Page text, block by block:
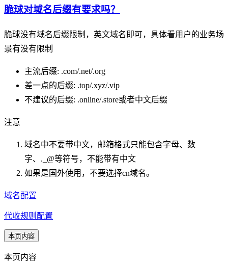
脆球对域名后缀有要求吗？
脆球没有域名后缀限制，英文域名即可，具体看用户的业务场
景有没有限制
主流后缀: .com/.net/.org
差一点的后缀: .top/.xyz/.vip
不建议的后缀: .online/.store或者中文后缀
注意
域名中不要带中文，邮箱格式只能包含字母、数
字、._@等符号，不能带有中文
如果是国外使用，不要选择cn域名。
域名配置
代收规则配置
本页内容
本页内容